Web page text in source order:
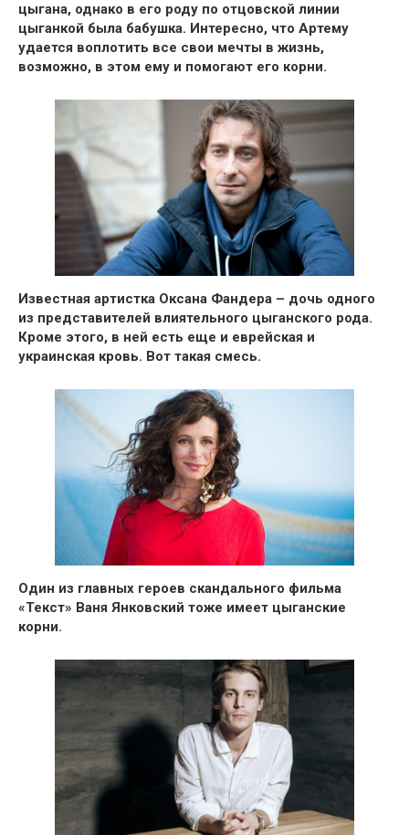
цыгана, однако в его роду по отцовской линии
цыганкой была бабушка. Интересно, что Артему
удается воплотить все свои мечты в жизнь,
возможно, в этом ему и помогают его корни.
Известная артистка Оксана Фандера – дочь одного
из представителей влиятельного цыганского рода.
Кроме этого, в ней есть еще и еврейская и
украинская кровь. Вот такая смесь.
Один из главных героев скандального фильма
«Текст» Ваня Янковский тоже имеет цыганские
корни.